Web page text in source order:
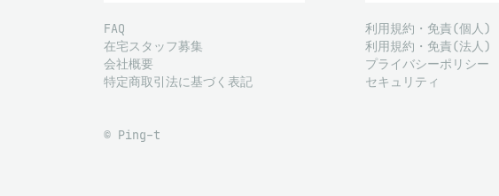
FAQ
在宅スタッフ募集
会社概要
特定商取引法に基づく表記
利用規約・免責(個人)
利用規約・免責(法人)
プライバシーポリシー
セキュリティ
© Ping-t